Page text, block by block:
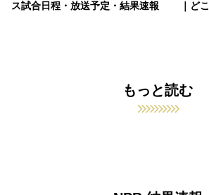
ス試合日程・放送予定・結果速報 ｜ど
もっと読む